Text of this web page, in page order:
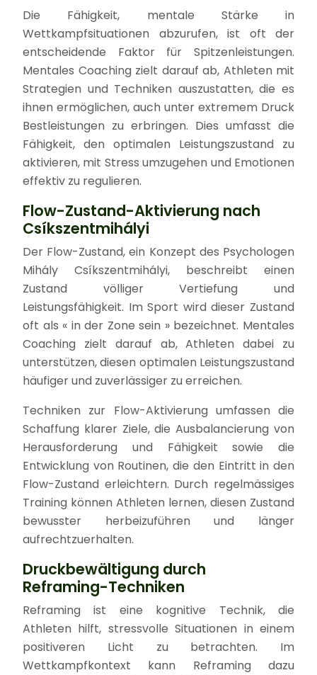
Die Fähigkeit, mentale Stärke in
Wettkampfsituationen abzurufen, ist oft der
entscheidende Faktor für Spitzenleistungen.
Mentales Coaching zielt darauf ab, Athleten mit
Strategien und Techniken auszustatten, die es
ihnen ermöglichen, auch unter extremem Druck
Bestleistungen zu erbringen. Dies umfasst die
Fähigkeit, den optimalen Leistungszustand zu
aktivieren, mit Stress umzugehen und Emotionen
effektiv zu regulieren.
Flow-Zustand-Aktivierung nach
Csíkszentmihályi
Der Flow-Zustand, ein Konzept des Psychologen
Mihály Csíkszentmihályi, beschreibt einen
Zustand völliger Vertiefung und
Leistungsfähigkeit. Im Sport wird dieser Zustand
oft als « in der Zone sein » bezeichnet. Mentales
Coaching zielt darauf ab, Athleten dabei zu
unterstützen, diesen optimalen Leistungszustand
häufiger und zuverlässiger zu erreichen.
Techniken zur Flow-Aktivierung umfassen die
Schaffung klarer Ziele, die Ausbalancierung von
Herausforderung und Fähigkeit sowie die
Entwicklung von Routinen, die den Eintritt in den
Flow-Zustand erleichtern. Durch regelmässiges
Training können Athleten lernen, diesen Zustand
bewusster herbeizuführen und länger
aufrechtzuerhalten.
Druckbewältigung durch
Reframing-Techniken
Reframing ist eine kognitive Technik, die
Athleten hilft, stressvolle Situationen in einem
positiveren Licht zu betrachten. Im
Wettkampfkontext kann Reframing dazu